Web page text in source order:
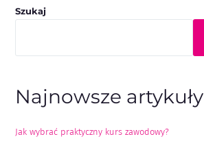
Szukaj
Najnowsze artykuły
Jak wybrać praktyczny kurs zawodowy?